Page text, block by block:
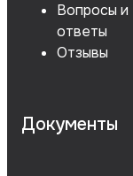
Вопросы и
ответы
Отзывы
Документы